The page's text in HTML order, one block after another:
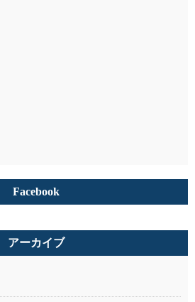
Facebook
アーカイブ